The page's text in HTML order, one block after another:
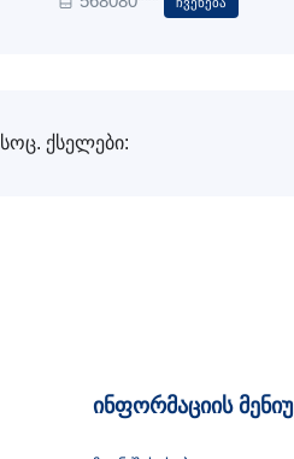
სოც. ქსელები:
ინფორმაციის მენიუ